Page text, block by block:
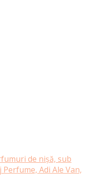
de nișă, sub
Adi Ale Van,